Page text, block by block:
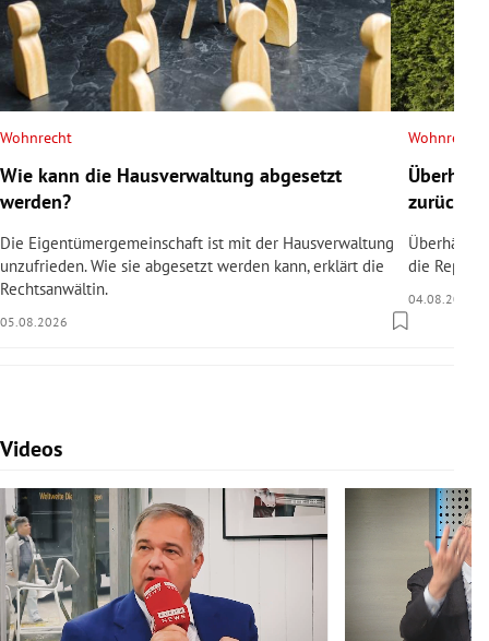
Wohnrecht
Wie kann die Hausverwaltung abgesetzt
werden?
Die Eigentümergemeinschaft ist mit der Hausverwaltung
unzufrieden. Wie sie abgesetzt werden kann, erklärt die
Rechtsanwältin.
05.08.2026
Wohnrecht
die
04.08.2026
Videos
Slide 1 von 7